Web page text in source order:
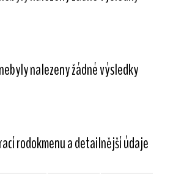
nalezeny žádné výsledky
rodokmenu a detailnější údaje